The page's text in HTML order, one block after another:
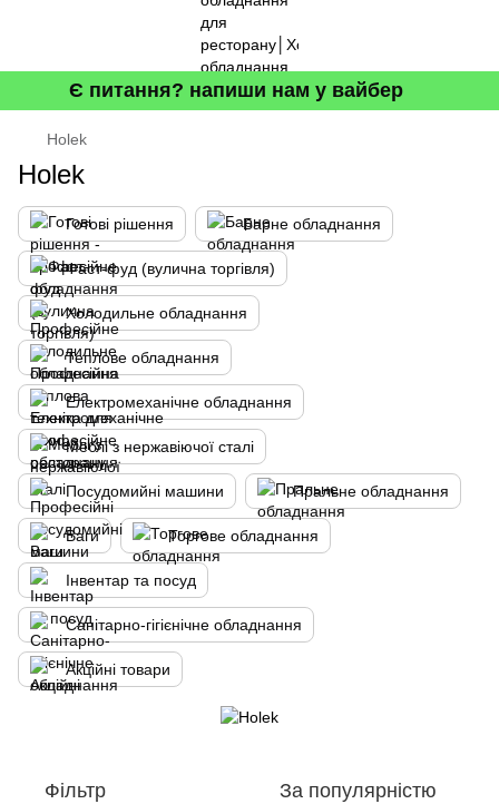
Є питання? напиши нам у вайбер
Holek
Holek
Готові рішення Барне обладнання
Фаст-фуд (вулична торгівля)
Холодильне обладнання
Теплове обладнання
Електромеханічне обладнання
Меблі з нержавіючої сталі
Посудомийні машини Пральне обладнання
Ваги Торгове обладнання
Інвентар та посуд
Санітарно-гігієнічне обладнання
Акційні товари
Фільтр За популярністю